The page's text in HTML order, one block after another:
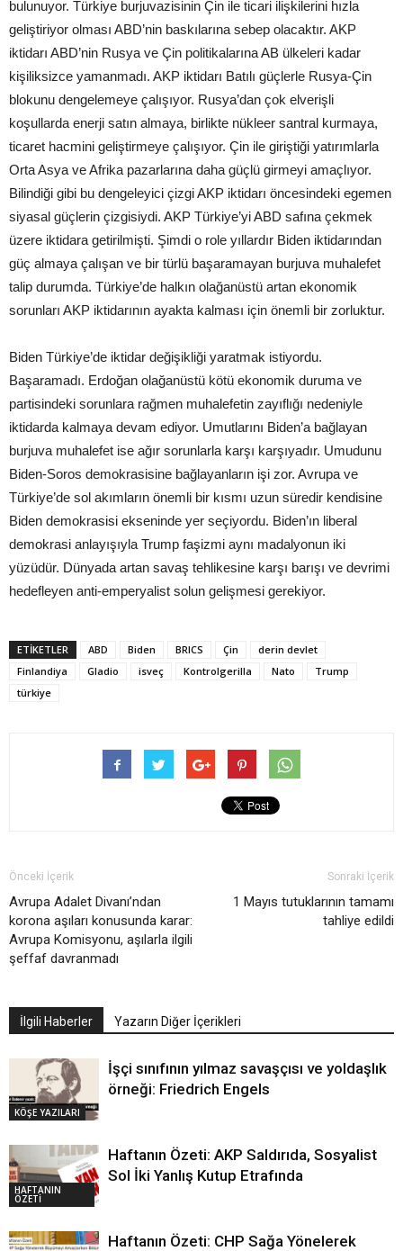
bulunuyor. Türkiye burjuvazisinin Çin ile ticari ilişkilerini hızla
geliştiriyor olması ABD’nin baskılarına sebep olacaktır. AKP
iktidarı ABD’nin Rusya ve Çin politikalarına AB ülkeleri kadar
kişiliksizce yamanmadı. AKP iktidarı Batılı güçlerle Rusya-Çin
blokunu dengelemeye çalışıyor. Rusya’dan çok elverişli
koşullarda enerji satın almaya, birlikte nükleer santral kurmaya,
ticaret hacmini geliştirmeye çalışıyor. Çin ile giriştiği yatırımlarla
Orta Asya ve Afrika pazarlarına daha güçlü girmeyi amaçlıyor.
Bilindiği gibi bu dengeleyici çizgi AKP iktidarı öncesindeki egemen
siyasal güçlerin çizgisiydi. AKP Türkiye’yi ABD safına çekmek
üzere iktidara getirilmişti. Şimdi o role yıllardır Biden iktidarından
güç almaya çalışan ve bir türlü başaramayan burjuva muhalefet
talip durumda. Türkiye’de halkın olağanüstü artan ekonomik
sorunları AKP iktidarının ayakta kalması için önemli bir zorluktur.
Biden Türkiye’de iktidar değişikliği yaratmak istiyordu.
Başaramadı. Erdoğan olağanüstü kötü ekonomik duruma ve
partisindeki sorunlara rağmen muhalefetin zayıflığı nedeniyle
iktidarda kalmaya devam ediyor. Umutlarını Biden’a bağlayan
burjuva muhalefet ise ağır sorunlarla karşı karşıyadır. Umudunu
Biden-Soros demokrasisine bağlayanların işi zor. Avrupa ve
Türkiye’de sol akımların önemli bir kısmı uzun süredir kendisine
Biden demokrasisi ekseninde yer seçiyordu. Biden’ın liberal
demokrasi anlayışıyla Trump faşizmi aynı madalyonun iki
yüzüdür. Dünyada artan savaş tehlikesine karşı barışı ve devrimi
hedefleyen anti-emperyalist solun gelişmesi gerekiyor.
ETIKETLER ABD Biden BRICS Çin
derin devlet
Finlandiya
Gladio isveç Kontrolgerilla Nato
Trump
türkiye
Önceki İçerik
Avrupa Adalet Divanı’ndan
korona aşıları konusunda karar:
Avrupa Komisyonu, aşılarla ilgili
şeffaf davranmadı
Sonraki İçerik
1 Mayıs tutuklarının tamamı
tahliye edildi
İlgili Haberler Yazarın Diğer İçerikleri
KÖŞE YAZILARI
İşçi sınıfının yılmaz savaşçısı ve yoldaşlık
örneği: Friedrich Engels
HAFTANIN
ÖZETİ
Haftanın Özeti: AKP Saldırıda, Sosyalist
Sol İki Yanlış Kutup Etrafında
Haftanın Özeti: CHP Sağa Yönelerek